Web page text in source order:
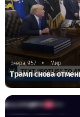
Вчера, 9:57 • Мир
Трамп снова